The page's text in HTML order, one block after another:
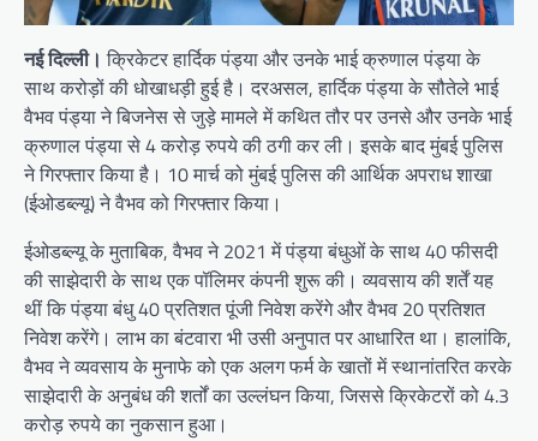
नई दिल्ली। क्रिकेटर हार्दिक पंड्या और उनके भाई क्रुणाल पंड्या के
साथ करोड़ों की धोखाधड़ी हुई है। दरअसल, हार्दिक पंड्या के सौतेले भाई
वैभव पंड्या ने बिजनेस से जुड़े मामले में कथित तौर पर उनसे और उनके भाई
क्रुणाल पंड्या से 4 करोड़ रुपये की ठगी कर ली। इसके बाद मुंबई पुलिस
ने गिरफ्तार किया है। 10 मार्च को मुंबई पुलिस की आर्थिक अपराध शाखा
(ईओडब्ल्यू) ने वैभव को गिरफ्तार किया।
ईओडब्ल्यू के मुताबिक, वैभव ने 2021 में पंड्या बंधुओं के साथ 40 फीसदी
की साझेदारी के साथ एक पॉलिमर कंपनी शुरू की। व्यवसाय की शर्तें यह
थीं कि पंड्या बंधु 40 प्रतिशत पूंजी निवेश करेंगे और वैभव 20 प्रतिशत
निवेश करेंगे। लाभ का बंटवारा भी उसी अनुपात पर आधारित था। हालांकि,
वैभव ने व्यवसाय के मुनाफे को एक अलग फर्म के खातों में स्थानांतरित करके
साझेदारी के अनुबंध की शर्तों का उल्लंघन किया, जिससे क्रिकेटरों को 4.3
करोड़ रुपये का नुकसान हुआ।